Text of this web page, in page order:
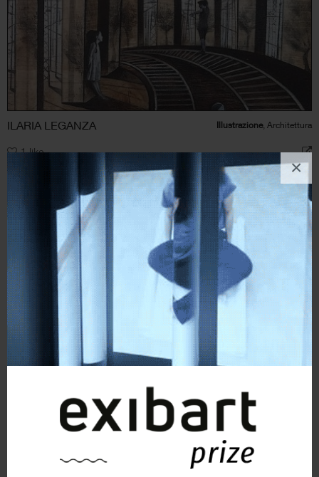
×
ILARIA LEGANZA Illustrazione, Architettura
1 like
PRIMAVERA ( progetto Case e case, lo spazio dell’uomo)